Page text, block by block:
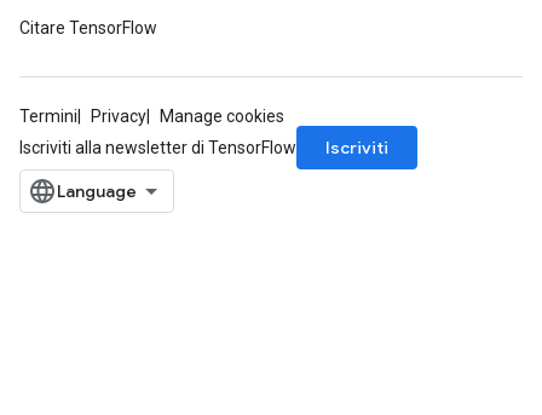
Citare TensorFlow
Termini Privacy
Manage cookies
Iscriviti alla newsletter di TensorFlow
Iscriviti